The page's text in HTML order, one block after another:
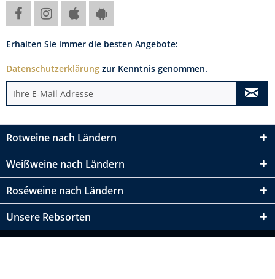
Erhalten Sie immer die besten Angebote:
Datenschutzerklärung zur Kenntnis genommen.
Rotweine nach Ländern
Weißweine nach Ländern
Roséweine nach Ländern
Unsere Rebsorten